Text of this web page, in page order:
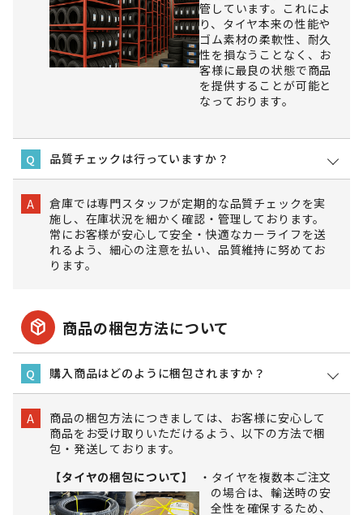
管しています。これによ
り、タイヤ本来の性能や
ゴム素材の柔軟性、耐久
性を損なうことなく、お
客様に最良の状態で商品
を提供することが可能と
なっております。
Q 品質チェックは行っていますか？
A
倉庫では専門スタッフが定期的な品質チェックを実
施し、在庫状況を細かく確認・管理しております。
常にお客様が安心して安全・快適なカーライフを送
れるよう、細心の注意を払い、品質維持に努めてお
ります。
package_2 商品の梱包方法について
Q 購入商品はどのように梱包されますか？
A
商品の梱包方法につきましては、お客様に安心して
商品をお受け取りいただけるよう、以下の方法で梱
包・発送しております。
【タイヤの梱包について】
タイヤを複数本ご注文
の場合は、輸送時の安
全性を確保するため、